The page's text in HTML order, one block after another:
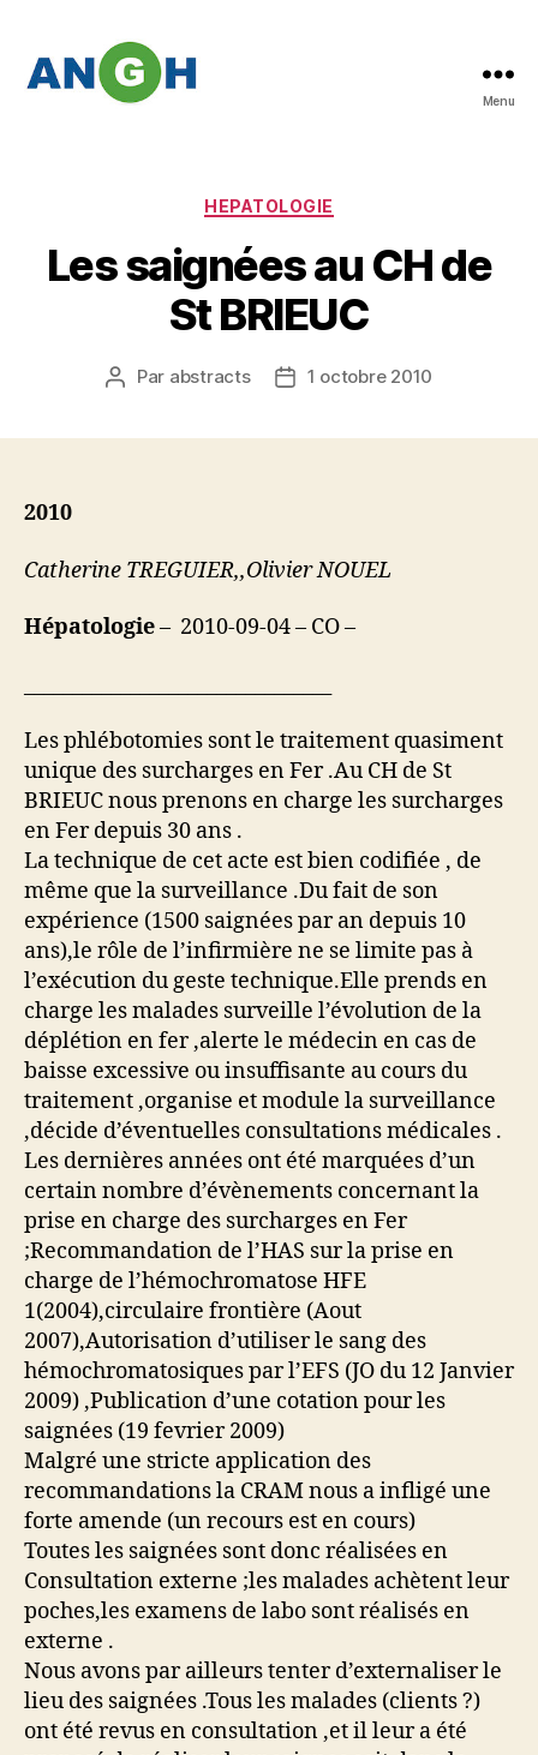
Menu
Catégories
HEPATOLOGIE
Les saignées au CH de
St BRIEUC
Auteur
Par abstracts
Date1 octobre 2010
2010
Catherine TREGUIER,,Olivier NOUEL
Hépatologie– 2010-09-04 – CO –
Les phlébotomies sont le traitement quasiment
unique des surcharges en Fer .Au CH de St
BRIEUC nous prenons en charge les surcharges
en Fer depuis 30 ans .
La technique de cet acte est bien codifiée , de
même que la surveillance .Du fait de son
expérience (1500 saignées par an depuis 10
ans),le rôle de l’infirmière ne se limite pas à
l’exécution du geste technique.Elle prends en
charge les malades surveille l’évolution de la
déplétion en fer ,alerte le médecin en cas de
baisse excessive ou insuffisante au cours du
traitement ,organise et module la surveillance
,décide d’éventuelles consultations médicales .
Les dernières années ont été marquées d’un
certain nombre d’évènements concernant la
prise en charge des surcharges en Fer
;Recommandation de l’HAS sur la prise en
charge de l’hémochromatose HFE
1(2004),circulaire frontière (Aout
2007),Autorisation d’utiliser le sang des
hémochromatosiques par l’EFS (JO du 12 Janvier
2009) ,Publication d’une cotation pour les
saignées (19 fevrier 2009)
Malgré une stricte application des
recommandations la CRAM nous a infligé une
forte amende (un recours est en cours)
Toutes les saignées sont donc réalisées en
Consultation externe ;les malades achètent leur
poches,les examens de labo sont réalisés en
externe .
Nous avons par ailleurs tenter d’externaliser le
lieu des saignées .Tous les malades (clients ?)
ont été revus en consultation ,et il leur a été